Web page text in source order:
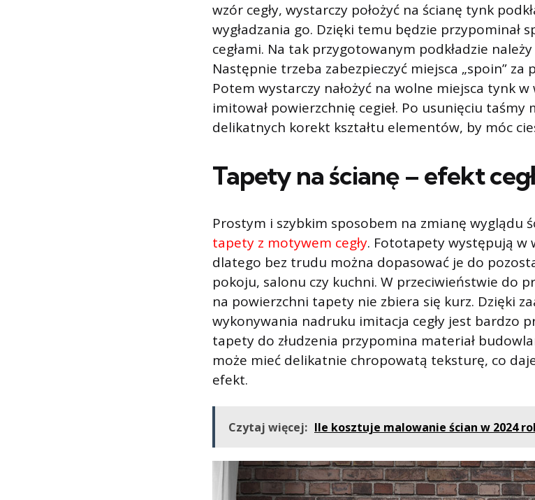
wzór cegły, wystarczy położyć na ścianę tynk
wygładzania go. Dzięki temu będzie przypominał
cegłami. Na tak przygotowanym podkładzie należy
Następnie trzeba zabezpieczyć miejsca „spoin”
Potem wystarczy nałożyć na wolne miejsca tynk
imitował powierzchnię cegieł. Po usunięciu
delikatnych korekt kształtu elementów, by móc
Tapety na ścianę – efekt
Prostym i szybkim sposobem na zmianę wyglądu
tapety z motywem cegły. Fototapety występują w
dlatego bez trudu można dopasować je do
pokoju, salonu czy kuchni. W przeciwieństwie do
na powierzchni tapety nie zbiera się kurz. Dzięki
wykonywania nadruku imitacja cegły jest bardzo
tapety do złudzenia przypomina materiał
może mieć delikatnie chropowatą teksturę, co
efekt.
Czytaj więcej: Ile kosztuje malowanie ścian w 2024